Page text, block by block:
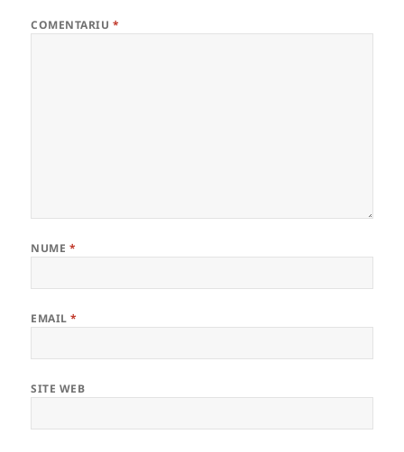
COMENTARIU *
NUME *
EMAIL*
SITE WEB